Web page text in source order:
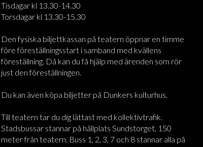
Tisdagar kl 13.30-14.30
Torsdagar kl 13.30-15.30
Den fysiska biljettkassan på teatern öppnar en timme
före föreställningsstart i samband med kvällens
föreställning. Då kan du få hjälp med ärenden som rör
just den föreställningen.
Du kan även köpa biljetter på Dunkers kulturhus.
Till teatern tar du dig lättast med kollektivtrafik.
Stadsbussar stannar på hållplats Sundstorget, 150
meter från teatern. Buss 1, 2, 3, 7 och 8 stannar alla på